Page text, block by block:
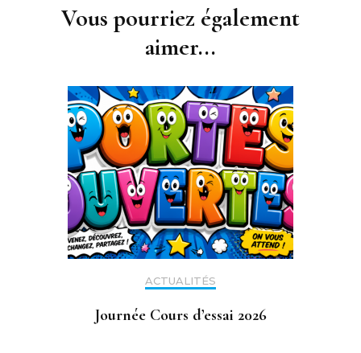
Vous pourriez également
aimer...
ACTUALITÉS
Journée Cours d’essai 2026